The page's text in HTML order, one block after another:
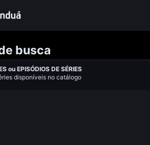
busca
ou EPISÓDIOS DE SÉRIES
disponíveis no catálogo